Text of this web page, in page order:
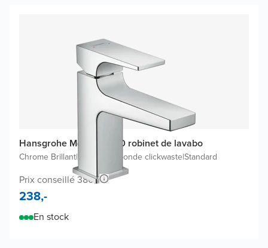
Hansgrohe Metropol 100 robinet de lavabo
Chrome Brillant| Inclus une bonde clickwaste|Standard
Prix conseillé 380,-
238,-
En stock